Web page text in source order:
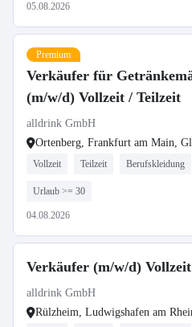
05.08.2026
Premium
Verkäufer für
(m/w/d) Vollzeit / Teilzeit
alldrink GmbH
Ortenberg, Frankfurt am Main,
Vollzeit Teilzeit Berufskleidung
Urlaub >= 30
04.08.2026
Verkäufer (m/w/d)
alldrink GmbH
Rülzheim, Ludwigshafen am